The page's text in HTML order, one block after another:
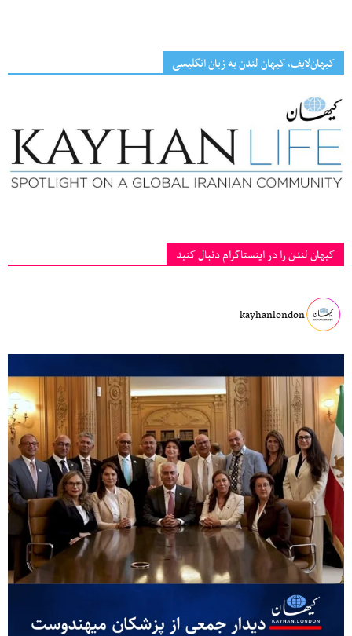
کیهان‌لایف، کیهان لندن به زبان انگلیسی
کیهان لندن را در اینستاگرام دنبال کنید
kayhanlondon